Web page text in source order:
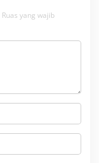
Ruas yang wajib